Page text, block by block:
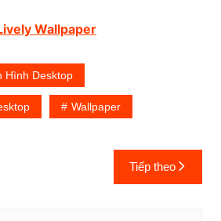
Wallpaper
Hình Desktop
Wallpaper
Tiếp theo